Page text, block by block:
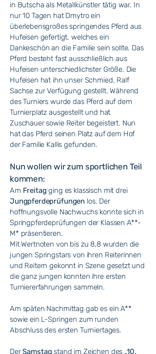
in Butscha als Metallkünstler tätig war. In
nur 10 Tagen hat Dmytro ein
überlebensgroßes springendes Pferd aus
Hufeisen gefertigt, welches ein
Dankeschön an die Familie sein sollte. Das
Pferd besteht fast ausschließlich aus
Hufeisen unterschiedlichster Größe. Die
Hufeisen hat ihn unser Schmied, Ralf
Sachse zur Verfügung gestellt. Während
des Turniers wurde das Pferd auf dem
Turnierplatz ausgestellt und hat
Zuschauer sowie Reiter begeistert. Nun
hat das Pferd seinen Platz auf dem Hof
der Familie Kallis gefunden.
Nun wollen wir zum sportlichen Teil
kommen:
Am Freitag ging es klassisch mit drei
Jungpferdeprüfungen los. Der
hoffnungsvolle Nachwuchs konnte sich in
Springpferdeprüfungen der Klassen A**-
M* präsentieren.
Mit Wertnoten von bis zu 8,8 wurden die
jungen Springstars von ihren Reiterinnen
und Reitern gekonnt in Szene gesetzt und
die ganz jungen konnten ihre ersten
Turniererfahrungen sammeln.
Am späten Nachmittag gab es ein A**
sowie ein L-Springen zum runden
Abschluss des ersten Turniertages.
DerSamstag stand im Zeichen des „10.